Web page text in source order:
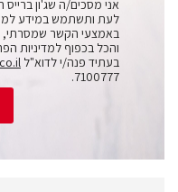
אני מסכים/ה שג'ון
לעת ותשתמש במידע
באמצעי הקשר שמסרתי,
והכל בכפוף למדיניות
בעתיד פנה/י לדוא"ל
7100777.